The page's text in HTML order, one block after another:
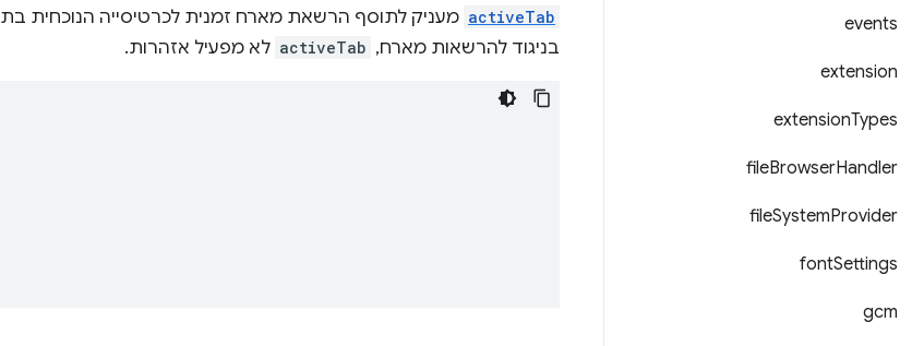
events
extension
extensionTypes
fileBrowserHandler
fileSystemProvider
fontSettings
gcm
activeTab מעניק לתוסף הרשאת מארח זמנית לכרטיסייה הנוכחית
בניגוד להרשאות מארח, activeTab לא מפעיל אזהרות.